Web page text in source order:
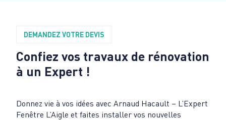
DEMANDEZ VOTRE DEVIS
Confiez vos travaux de rénovation
à un Expert !
Donnez vie à vos idées avec Arnaud Hacault – L’Expert
Fenêtre L’Aigle et faites installer vos nouvelles